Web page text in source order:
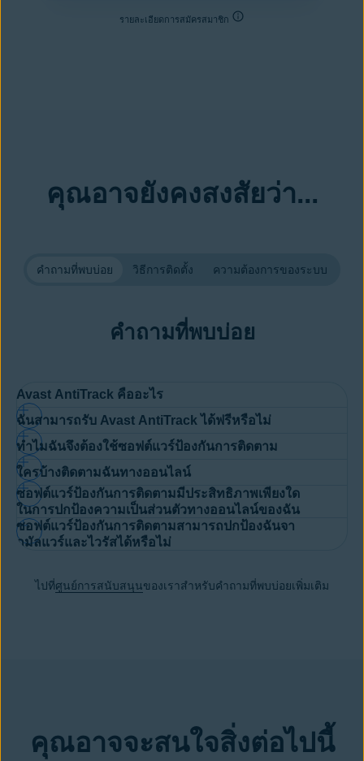
รายละเอียดการสมัครสมาชิก
คุณอาจยังคงสงสัยว่า...
คำถามที่พบบ่อย วิธีการติดตั้ง ความต้องการของระบบ
คำถามที่พบบ่อย
Avast AntiTrack คืออะไร
Avast AntiTrack เป็นเครื่องมือที่หยุดการติดตามเว็บประเภทต่างๆ
เพื่อเพิ่มความสามารถในการท่องโลกออนไลน์โดยไม่เปิดเผยตัวตน
การติดตามออนไลน์มีหลายประเภท ตัวอย่างเช่น เมื่อผู้ลงโฆษณาใช้
คุกกี้ของเบราว์เซอร์เพื่อติดตามผู้ใช้ไปทั่วทั้งเว็บไซต์ วิธีนี้เรียกว่า
การติดตามโฆษณานอกจากนี้เว็บไซต์และผู้ลงโฆษณายัง
อาจติดตามพฤติกรรมของคุณบนเว็บ
เพื่อสร้างโปรไฟล์เพื่อระบุว่า
คุณเป็นใครและนิสัยออนไลน์ของคุณเป็นอย่างไรอีกด้วย ซึ่งวิธีนี้
ปลอม "ลายนิ้วมือดิจิทัล" ซึ่งเป็นรายละเอียดเฉพาะที่ผู้ลงโฆษณาใช้
ฉันสามารถรับ Avast AntiTrack ได้ฟรีหรือไม่
แม้ว่าคุณจะไม่สามารถรับ Avast AntiTrack ฟรีได้ แต่คุณ
สามารถทดลองใช้ฟรีได้ 30 วัน ซึ่งจะช่วยให้คุณทดลองใช้งานก่อน
ที่จะตัดสินใจซื้อได้ดูข้อมูลได้ที่ Avast Storeวันนี้เลย รับ Avast
AntiTrack ในราคาที่ดีที่สุด รวมถึงแอปอื่นๆ ตอนนี้เลย
ทำไมฉันจึงต้องใช้ซอฟต์แวร์ป้องกันการติดตาม
ความเป็นส่วนตัวทางออนไลน์มีความสำคัญมากกว่าที่เคย กว่า 75%
ของเว็บไซต์ทั้งหมดที่คุณเยี่ยมชมมักจะคอยติดตามตัวคุณและ
กิจกรรมออนไลน์ที่คุณทำอยู่เสมอ โดยบริษัทบุคคลที่สาม เช่น
หน้าข้อมูล
สามารถรวบรวมและขายข้อมูลที่สำคัญ ซึ่งรวมถึงข้อมูล
ลงโฆษณาและผู้รวบรวมข้อมูลติดตามคุณได้ พร้อมมอบเกราะปกป้อง
ใครบ้างติดตามฉันทางออนไลน์
บริษัททุกประเภทมีส่วนร่วมในการติดตามและรวบรวมข้อมูล
ออนไลน์การซื้อขายข้อมูลส่วนบุคคลถือเป็นธุรกิจขนาดใหญ่ใน
ปัจจุบัน ยกตัวอย่างเช่น บริษัทโฆษณาต้องการมีส่วนร่วมในการ
ยังต้องการทราบว่าคุณสามารถจ่ายได้เท่าไหร่ บริษัทต่างๆ อาจซื้อ
ขายข้อมูลส่วนบุคคลของคุณทางออนไลน์ พวกเขาสามารถเสนอขาย
ซอฟต์แวร์ป้องกันการติดตามมีประสิทธิภาพเพียงใด
ในการปกป้องความเป็นส่วนตัวทางออนไลน์ของฉัน
ซอฟต์แวร์ป้องกันการติดตามสามารถมอบเกราะปกป้องความเป็น
ติดตามที่เว็บไซต์หรือผู้ลงโฆษณาใช้เพื่อตรวจสอบกิจกรรมออนไลน์
ของคุณ สามารถช่วยจำกัดการโฆษณาแบบกำหนดเป้าหมายและ
ซอฟต์แวร์ป้องกันการติดตามสามารถปกป้องฉันจา
กมัลแวร์และไวรัสได้หรือไม่
กมัลแวร์และไวรัสได้ ได้รับการออกแบบมาเพื่อช่วยบล็อกผู้ลงโฆษณา
ไปที่ศูนย์การสนับสนุนของเราสำหรับคำถามที่พบบ่อยเพิ่มเติม
คุณอาจจะสนใจสิ่งต่อไปนี้